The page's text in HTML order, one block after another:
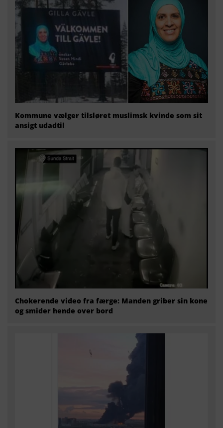
Kommune vælger tilsløret muslimsk kvinde som sit
ansigt udadtil
Chokerende video fra færge: Manden griber sin kone
og smider hende over bord